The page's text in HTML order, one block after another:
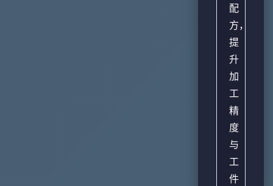
配
方，
提
升
加
工
精
度
与
工
件